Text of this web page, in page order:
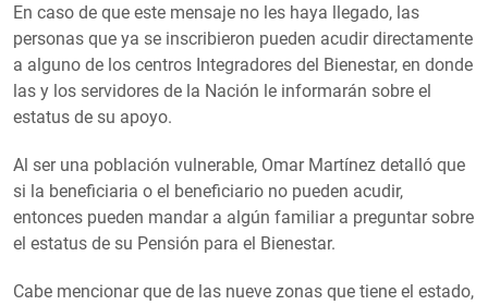
En caso de que este mensaje no les haya llegado, las
personas que ya se inscribieron pueden acudir directamente
a alguno de los centros Integradores del Bienestar, en donde
las y los servidores de la Nación le informarán sobre el
estatus de su apoyo.
Al ser una población vulnerable, Omar Martínez detalló que
si la beneficiaria o el beneficiario no pueden acudir,
entonces pueden mandar a algún familiar a preguntar sobre
el estatus de su Pensión para el Bienestar.
Cabe mencionar que de las nueve zonas que tiene el estado,